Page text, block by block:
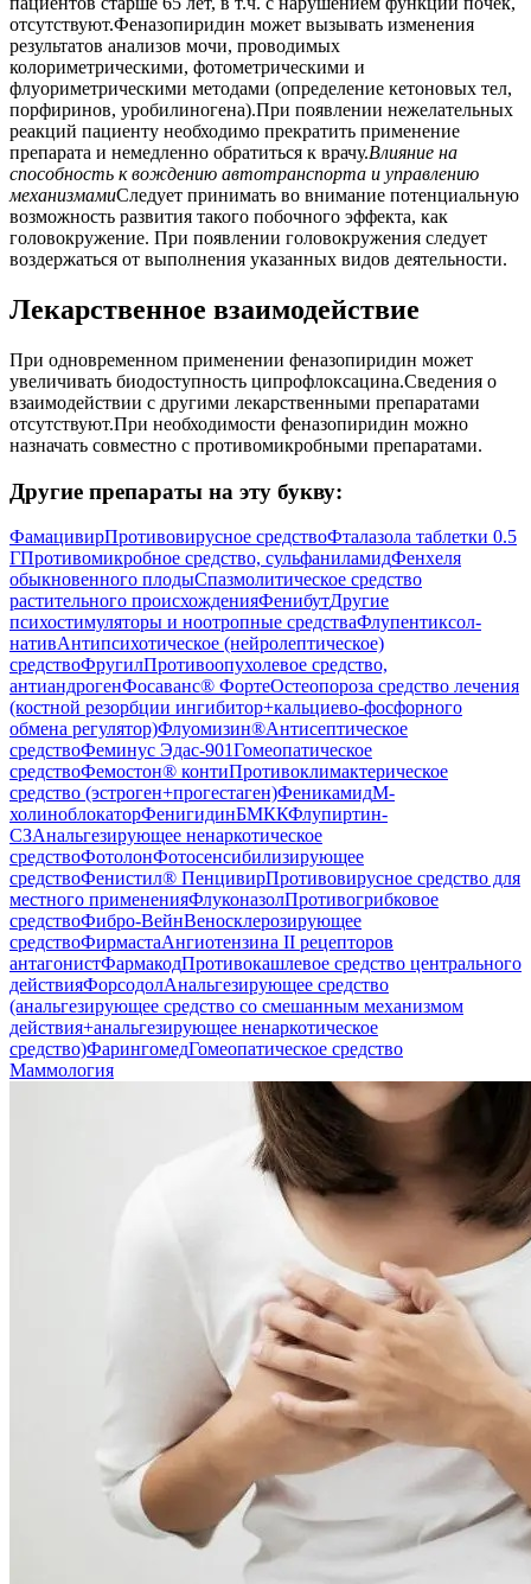
отсутствуют.Феназопиридин может вызывать изменения
результатов анализов мочи, проводимых
колориметрическими, фотометрическими и
флуориметрическими методами (определение кетоновых тел,
порфиринов, уробилиногена).При появлении нежелательных
реакций пациенту необходимо прекратить применение
препарата и немедленно обратиться к врачу.Влияние на
способность к вождению автотранспорта и управлению
механизмамиСледует принимать во внимание потенциальную
возможность развития такого побочного эффекта, как
головокружение. При появлении головокружения следует
воздержаться от выполнения указанных видов деятельности.
Лекарственное взаимодействие
При одновременном применении феназопиридин может
увеличивать биодоступность ципрофлоксацина.Сведения о
взаимодействии с другими лекарственными препаратами
отсутствуют.При необходимости феназопиридин можно
назначать совместно с противомикробными препаратами.
Другие препараты на эту букву:
ФамацивирПротивовирусное средствоФталазола таблетки 0.5
ГПротивомикробное средство, сульфаниламидФенхеля
обыкновенного плодыСпазмолитическое средство
растительного происхожденияФенибутДругие
психостимуляторы и ноотропные средстваФлупентиксол-
нативАнтипсихотическое (нейролептическое)
средствоФругилПротивоопухолевое средство,
антиандрогенФосаванс® ФортеОстеопороза средство лечения
(костной резорбции ингибитор+кальциево-фосфорного
обмена регулятор)Флуомизин®Антисептическое
средствоФеминус Эдас-901Гомеопатическое
средствоФемостон® контиПротивоклимактерическое
средство (эстроген+прогестаген)ФеникамидМ-
холиноблокаторФенигидинБМККФлупиртин-
СЗАнальгезирующее ненаркотическое
средствоФотолонФотосенсибилизирующее
средствоФенистил® ПенцивирПротивовирусное средство для
местного примененияФлуконазолПротивогрибковое
средствоФибро-ВейнВеносклерозирующее
средствоФирмастаАнгиотензина II рецепторов
антагонистФармакодПротивокашлевое средство центрального
действияФорсодолАнальгезирующее средство
(анальгезирующее средство со смешанным механизмом
действия+анальгезирующее ненаркотическое
средство)ФарингомедГомеопатическое средство
Маммология